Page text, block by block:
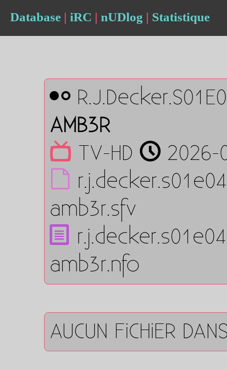
Database | iRC | nUDlog | Statistique
AMB3R
TV-HD
2026-
amb3r.sfv
amb3r.nfo
AUCUN FiCHiER